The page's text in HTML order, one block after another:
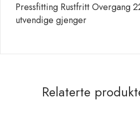
Pressfitting Rustfritt Overgang
utvendige gjenger
Relaterte